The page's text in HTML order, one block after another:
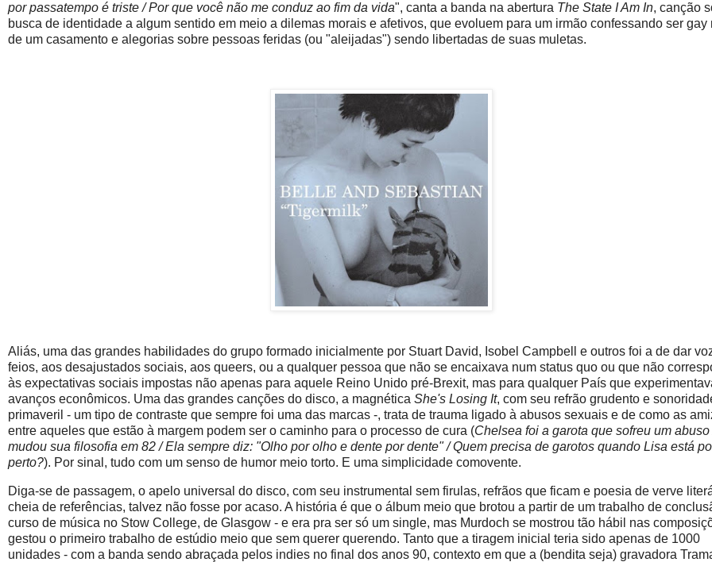
por passatempo é triste / Por que você não me conduz ao fim da vida", canta a banda na abertura The State I Am In, canção
busca de identidade a algum sentido em meio a dilemas morais e afetivos, que evoluem para um irmão confessando ser gay
de um casamento e alegorias sobre pessoas feridas (ou "aleijadas") sendo libertadas de suas muletas.
Aliás, uma das grandes habilidades do grupo formado inicialmente por Stuart David, Isobel Campbell e outros foi a de dar
feios, aos desajustados sociais, aos queers, ou a qualquer pessoa que não se encaixava num status quo ou que não
às expectativas sociais impostas não apenas para aquele Reino Unido pré-Brexit, mas para qualquer País que
avanços econômicos. Uma das grandes canções do disco, a magnética She's Losing It, com seu refrão grudento e
primaveril - um tipo de contraste que sempre foi uma das marcas -, trata de trauma ligado à abusos sexuais e de como as
entre aqueles que estão à margem podem ser o caminho para o processo de cura (Chelsea foi a garota que sofreu um abuso
mudou sua filosofia em 82 / Ela sempre diz: "Olho por olho e dente por dente" / Quem precisa de garotos quando Lisa está
perto?). Por sinal, tudo com um senso de humor meio torto. E uma simplicidade comovente.
Diga-se de passagem, o apelo universal do disco, com seu instrumental sem firulas, refrãos que ficam e poesia de verve
cheia de referências, talvez não fosse por acaso. A história é que o álbum meio que brotou a partir de um trabalho de
curso de música no Stow College, de Glasgow - e era pra ser só um single, mas Murdoch se mostrou tão hábil nas
gestou o primeiro trabalho de estúdio meio que sem querer querendo. Tanto que a tiragem inicial teria sido apenas de 1000
unidades - com a banda sendo abraçada pelos indies no final dos anos 90, contexto em que a (bendita seja) gravadora